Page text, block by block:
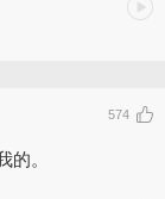
574
的。